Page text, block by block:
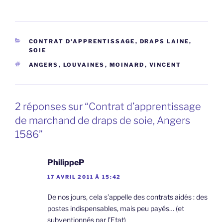
CATÉGORIES
CONTRAT D'APPRENTISSAGE , DRAPS LAINE,
SOIE
ÉTIQUETTES
ANGERS , LOUVAINES , MOINARD , VINCENT
2 réponses sur “Contrat d’apprentissage
de marchand de draps de soie, Angers
1586”
PhilippeP
17 AVRIL 2011 À 15:42
De nos jours, cela s’appelle des contrats aidés : des
postes indispensables, mais peu payés… (et
subventionnés par l’Etat)